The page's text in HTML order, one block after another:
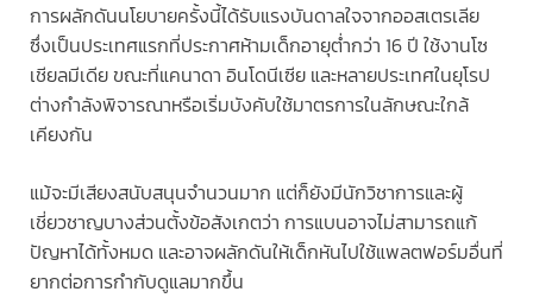
การผลักดันนโยบายครั้งนี้ได้รับแรงบันดาลใจจากออสเตรเลีย
ซึ่งเป็นประเทศแรกที่ประกาศห้ามเด็กอายุต่ำกว่า 16 ปี ใช้งานโซ
เชียลมีเดีย ขณะที่แคนาดา อินโดนีเซีย และหลายประเทศในยุโรป
ต่างกำลังพิจารณาหรือเริ่มบังคับใช้มาตรการในลักษณะใกล้
เคียงกัน
แม้จะมีเสียงสนับสนุนจำนวนมาก แต่ก็ยังมีนักวิชาการและผู้
เชี่ยวชาญบางส่วนตั้งข้อสังเกตว่า การแบนอาจไม่สามารถแก้
ปัญหาได้ทั้งหมด และอาจผลักดันให้เด็กหันไปใช้แพลตฟอร์มอื่นที่
ยากต่อการกำกับดูแลมากขึ้น